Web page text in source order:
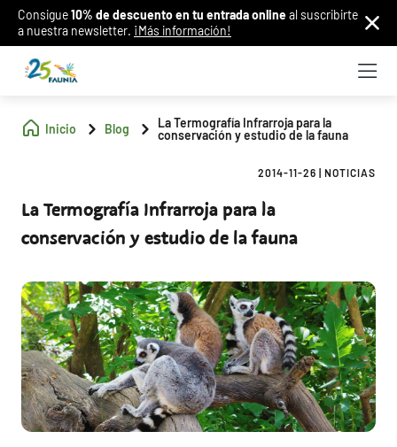
Consigue10% de descuento en tu entrada onlineal suscribirte
a nuestra newsletter. ¡Más información!
Inicio Blog
La Termografía Infrarroja para la
conservación y estudio de la fauna
2014-11-26 NOTICIAS
La Termografía Infrarroja para la
conservación y estudio de la fauna